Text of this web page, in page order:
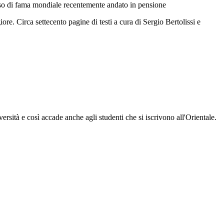
fama mondiale recentemente andato in pensione
Circa settecento pagine di testi a cura di Sergio Bertolissi e
e così accade anche agli studenti che si iscrivono all'Orientale.